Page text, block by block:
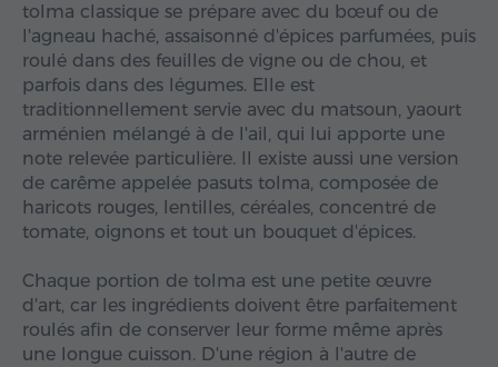
tolma classique se prépare avec du bœuf ou de
l'agneau haché, assaisonné d'épices parfumées, puis
roulé dans des feuilles de vigne ou de chou, et
parfois dans des légumes. Elle est
traditionnellement servie avec du matsoun, yaourt
arménien mélangé à de l'ail, qui lui apporte une
note relevée particulière. Il existe aussi une version
de carême appelée pasuts tolma, composée de
haricots rouges, lentilles, céréales, concentré de
tomate, oignons et tout un bouquet d'épices.
Chaque portion de tolma est une petite œuvre
d'art, car les ingrédients doivent être parfaitement
roulés afin de conserver leur forme même après
une longue cuisson. D'une région à l'autre de